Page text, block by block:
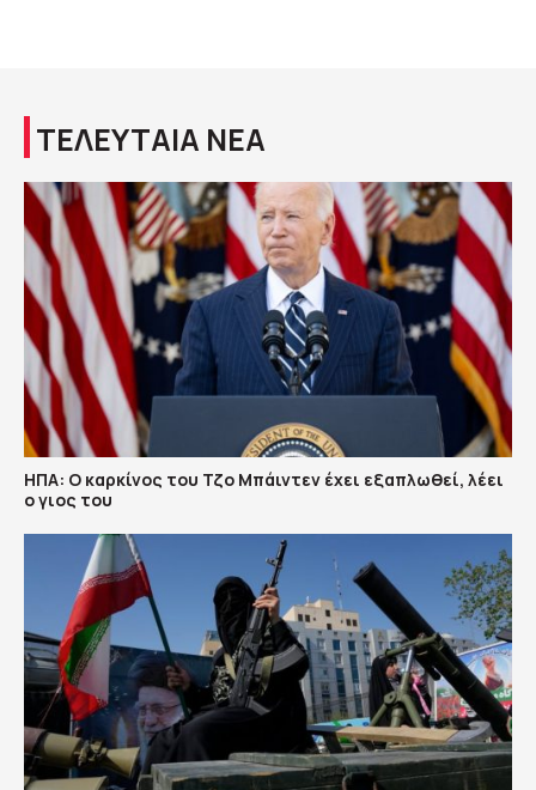
ΤΕΛΕΥΤΑΙΑ ΝΕΑ
ΗΠΑ: Ο καρκίνος του Τζο Μπάιντεν έχει εξαπλωθεί, λέει
ο γιος του